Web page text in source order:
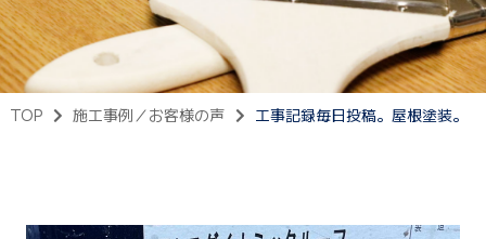
施工事例
TOP 施工事例／お客様の声 工事記録毎日投稿。屋根塗装。